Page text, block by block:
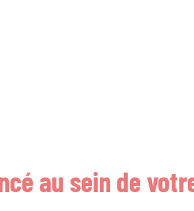
au sein de